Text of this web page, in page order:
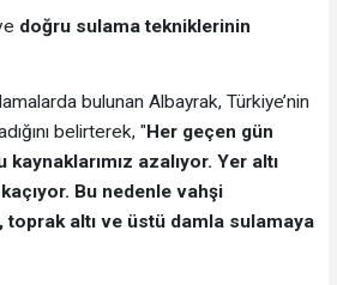
doğru sulama tekniklerinin
bulunan Albayrak, Türkiye’nin
belirterek, "Her geçen gün
kaynaklarımız azalıyor. Yer altı
Bu nedenle vahşi
altı ve üstü damla sulamaya